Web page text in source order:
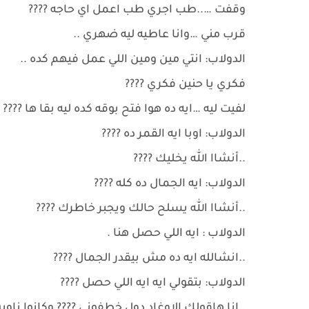
وقفت …..طب اجري طب اعمل اي حاجه ????
قرب مني …وانا عاطيه ليه ضهري ..
الدولاب: انتي مين ومين اللي عمل فيهم كده ..
فكري يا حنين فكري ????
لفيت ليه …ايه ده هوا فتح بوقه كده ليه بقا ها ????
الدولاب: اوبا ايه القمر ده ????
..أنشاا الله يخليك ????
الدولاب: ايه الجمال ده كله ????
..أنشاا الله يسلح حالك ويجبر خاطرك ????
الدولاب : ايه اللي حصل هنا .
..انشالله ايه ده مش بيقدر الجمال ????
الدولاب: بتقولي ايه ايه اللي حصل ????